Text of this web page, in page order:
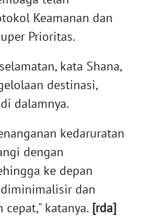
Keamanan dan
Prioritas.
kata Shana,
destinasi,
dalamnya.
kedaruratan
dengan
ke depan
dan
katanya. [rda]